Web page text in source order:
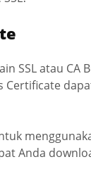
SSL atau CA
Anda